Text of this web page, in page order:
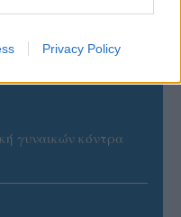
Privacy Policy
γυναικών κόντρα